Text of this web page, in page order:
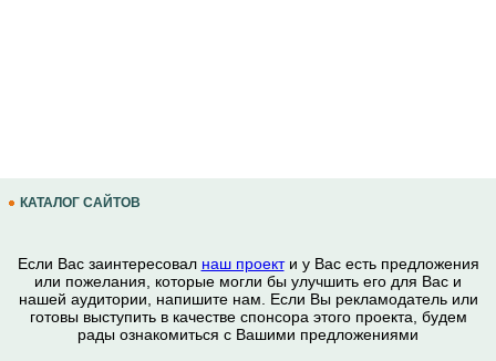
КАТАЛОГ САЙТОВ
Если Вас заинтересовал наш проекти у Вас есть предложения
или пожелания, которые могли бы улучшить его для Вас и
нашей аудитории, напишите нам. Если Вы рекламодатель или
готовы выступить в качестве спонсора этого проекта, будем
рады ознакомиться с Вашими предложениями